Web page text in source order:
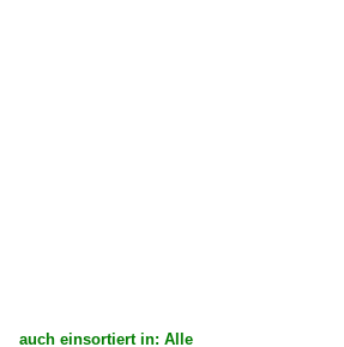
auch einsortiert in: Alle